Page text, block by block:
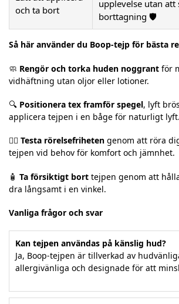
och ta bort
upplevelse utan att
borttagning 🛡️
Så här använder du Boop-tejp för bästa
🧼 Rengör och torka huden noggrant för
vidhäftning utan oljor eller lotioner.
🔍 Positionera tex framför spegel, lyft
applicera tejpen i en båge för naturligt lyft.
🤸‍♀️ Testa rörelsefriheten genom att röra
tejpen vid behov för komfort och jämnhet.
🧴 Ta försiktigt bort tejpen genom att
dra långsamt i en vinkel.
Vanliga frågor och svar
Kan tejpen användas på känslig hud?
Ja, Boop-tejpen är tillverkad av
allergivänliga och designade för att